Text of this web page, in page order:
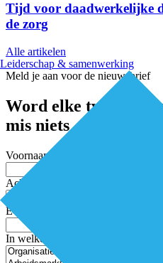
Leiderschap & samenwerking
Tijd voor daadwerkelijke
de zorg
Alle artikelen
Meld je aan voor de nieuwsbrief
Word elke twee
mis niets
Voornaam
Achternaam
E-mailadres
In welke thema’s ben je